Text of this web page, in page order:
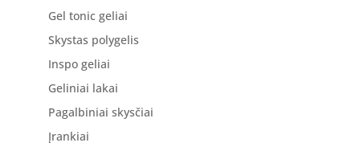
Gel tonic geliai
Skystas polygelis
Inspo geliai
Geliniai lakai
Pagalbiniai skysčiai
Įrankiai